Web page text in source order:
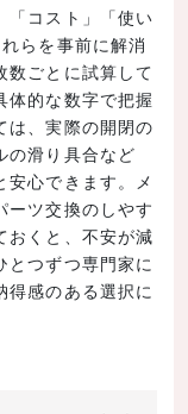
「コスト」「使い
らを事前に解消
数ごとに試算して
体的な数字で把握
は、実際の開閉の
の滑り具合など
安心できます。メ
ーツ交換のしやす
おくと、不安が減
とつずつ専門家に
得感のある選択に